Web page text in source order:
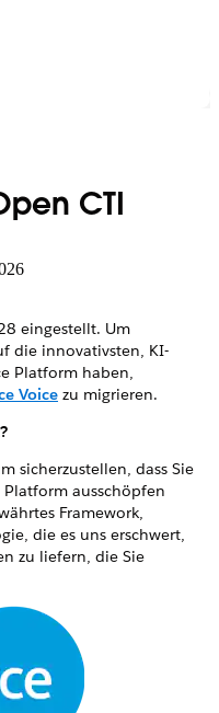
CTI
eingestellt. Um
die innovativsten, KI-
Platform haben,
Voice zu migrieren.
sicherzustellen, dass Sie
ausschöpfen
Framework,
die es uns erschwert,
zu liefern, die Sie
Entwicklung auf
und
mich?